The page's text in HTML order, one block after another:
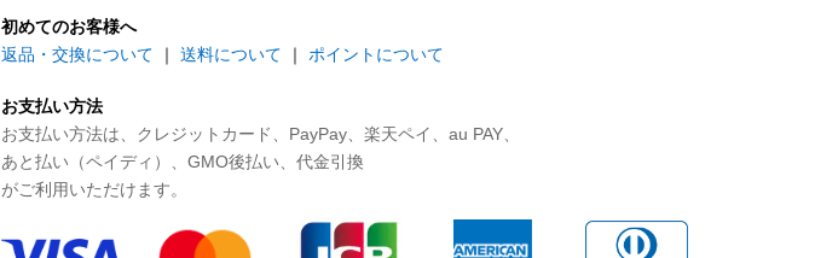
初めてのお客様へ
返品・交換について ｜ 送料について ｜ ポイントについて
お支払い方法
お支払い方法は、クレジットカード、PayPay、楽天ペイ、au PAY、
あと払い（ペイディ）、GMO後払い、代金引換
がご利用いただけます。